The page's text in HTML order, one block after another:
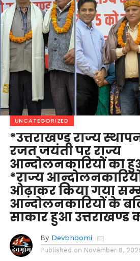
UNCATEGORIZED
*उत्तराखण्ड राज्य
रजत जयंती पर राज्य
आन्दोलनकारियों का
*राज्य
ओढ़ाकर किया गया
आन्दोलनकारियों के
साकार हुआ उत्तराखण्ड
By Devbhoomi
Published on November 8,